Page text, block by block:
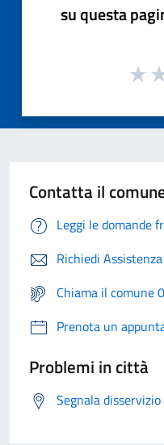
su questa
Contatta il
Leggi le domande
Richiedi Assistenza
Chiama il comune
Prenota un
Problemi in città
Segnala disservizio